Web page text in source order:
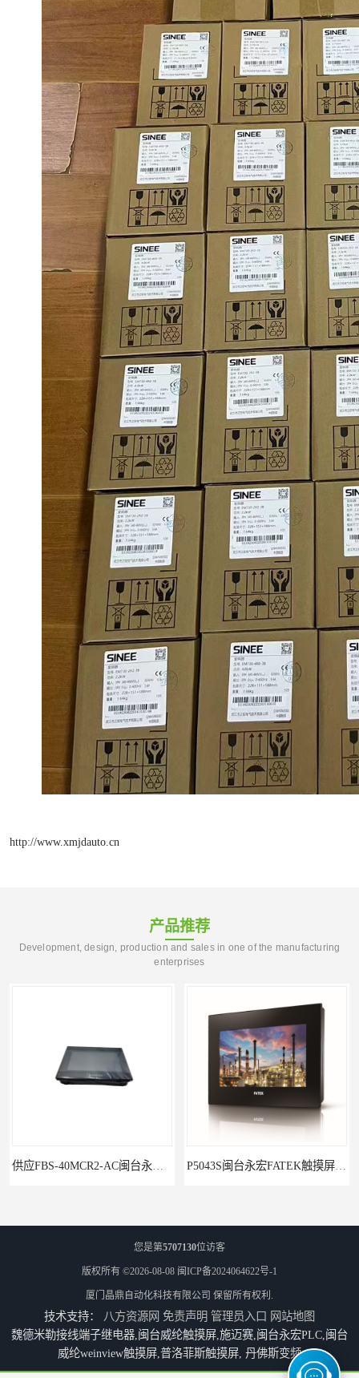
http://www.xmjdauto.cn
产品推荐
Development, design, production and sales in one of the manufacturing
enterprises
永宏7寸触摸屏HF070L-00
防凝露控制器CD10
您是第5707130位访客
版权所有 ©2026-08-08 闽ICP备2024064622号-1
厦门晶鼎自动化科技有限公司 保留所有权利.
技术支持： 八方资源网 免责声明 管理员入口 网站地图
魏德米勒接线端子继电器,闽台威纶触摸屏,施迈赛,闽台永宏PLC,闽台
威纶weinview触摸屏,普洛菲斯触摸屏, 丹佛斯变频